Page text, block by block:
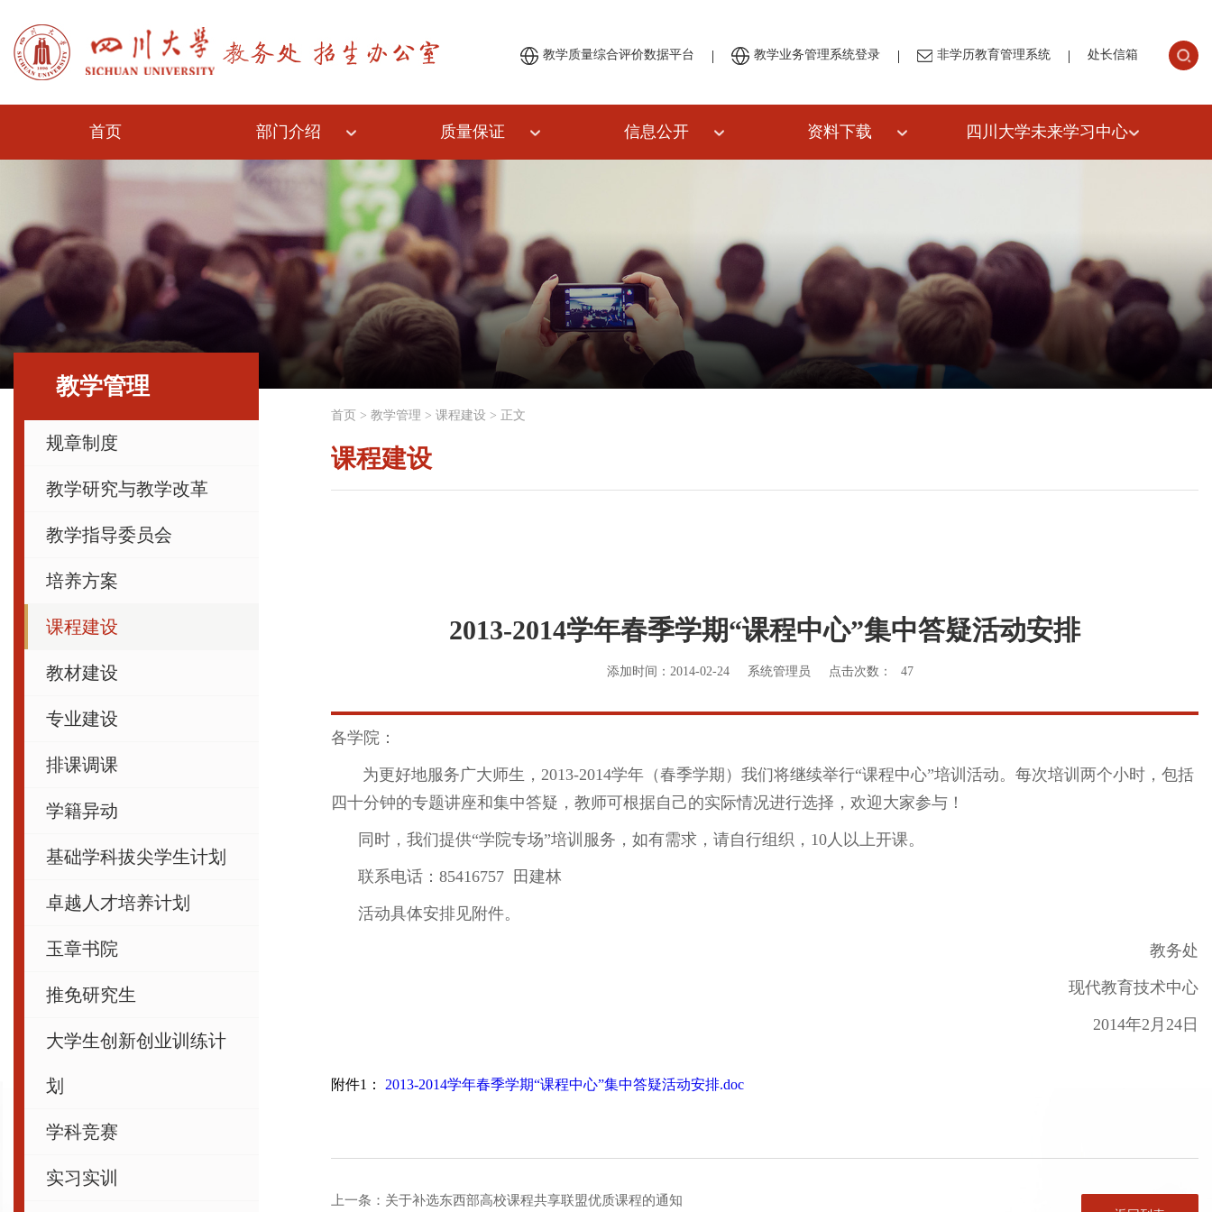
教学质量综合评价数据平台 | 教学业务管理系统登录 | 非学历教育管理系统 | 处长信箱
首页 部门介绍 质量保证 信息公开 资料下载 四川大学未来学习中心
教学管理
规章制度
教学研究与教学改革
教学指导委员会
培养方案
课程建设
教材建设
专业建设
排课调课
学籍异动
基础学科拔尖学生计划
卓越人才培养计划
玉章书院
推免研究生
大学生创新创业训练计
划
学科竞赛
实习实训
首页 > 教学管理 > 课程建设 > 正文
课程建设
2013-2014学年春季学期“课程中心”集中答疑活动安排
添加时间：2014-02-24 系统管理员 点击次数： 47
各学院：
为更好地服务广大师生，2013-2014学年（春季学期）我们将继续举行“课程中心”培训活动。每次培训两个小时，包括
四十分钟的专题讲座和集中答疑，教师可根据自己的实际情况进行选择，欢迎大家参与！
同时，我们提供“学院专场”培训服务，如有需求，请自行组织，10人以上开课。
联系电话：85416757 田建林
活动具体安排见附件。
教务处
现代教育技术中心
2014年2月24日
附件1： 2013-2014学年春季学期“课程中心”集中答疑活动安排.doc
上一条： 关于补选东西部高校课程共享联盟优质课程的通知